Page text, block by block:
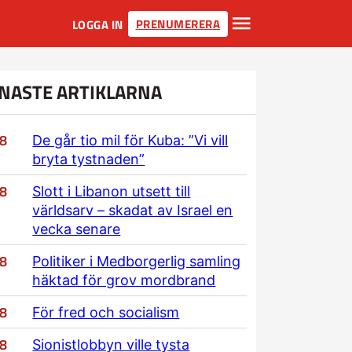
LOGGA IN PRENUMERERA
ARTIKLARNA
De går tio mil för Kuba: ”Vi vill
bryta tystnaden”
Slott i Libanon utsett till
världsarv – skadat av Israel en
vecka senare
Politiker i Medborgerlig samling
häktad för grov mordbrand
För fred och socialism
Sionistlobbyn ville tysta